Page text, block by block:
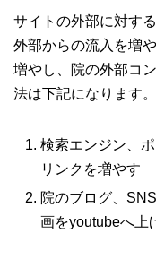
サイトの外部に対す
外部からの流入を増
増やし、院の外部コ
法は下記になります。
検索エンジン、
リンクを増やす
院のブログ、
画をyoutubeへ上